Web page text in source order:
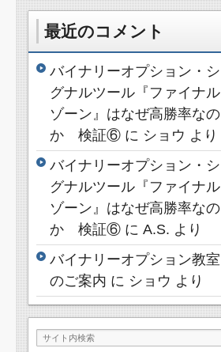
最近のコメント
バイナリーオプション・シ
グナルツール『ファイナル
ゾーン』はなぜ高勝率なの
か 検証⑥ に ショウ より
バイナリーオプション・シ
グナルツール『ファイナル
ゾーン』はなぜ高勝率なの
か 検証⑥ に A.S. より
バイナリーオプション教室
のご案内 に ショウ より